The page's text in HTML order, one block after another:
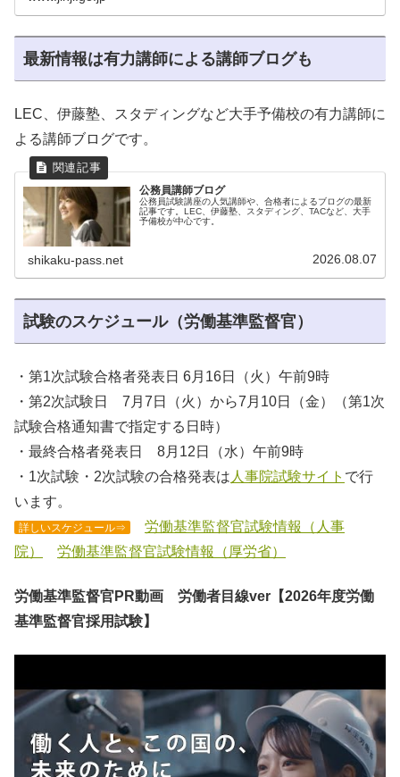
最新情報は有力講師による講師ブログも
LEC、伊藤塾、スタディングなど大手予備校の有力講師に
よる講師ブログです。
公務員講師ブログ
公務員試験講座の人気講師や、合格者によるブログの最新
記事です。LEC、伊藤塾、スタディング、TACなど、大手
予備校が中心です。
shikaku-pass.net 2026.08.07
試験のスケジュール（労働基準監督官）
・第1次試験合格者発表日 6月16日（火）午前9時
・第2次試験日 7月7日（火）から7月10日（金）（第1次
試験合格通知書で指定する日時）
・最終合格者発表日 8月12日（水）午前9時
・1次試験・2次試験の合格発表は 人事院試験サイト で行
います。
詳しいスケジュール⇒
労働基準監督官試験情報（人事
院）
労働基準監督官試験情報（厚労省）
労働基準監督官PR動画 労働者目線ver【2026年度労働
基準監督官採用試験】